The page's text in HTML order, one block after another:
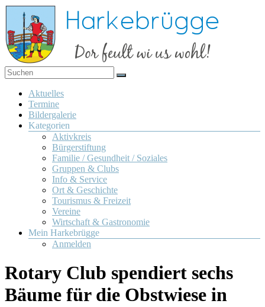
Zum
Inhalt
springen
Harkebrügge
Dor
feult
wi us
wohl!
Menü
Aktuelles
Termine
Bildergalerie
Kategorien
Aktivkreis
Bürgerstiftung
Familie / Gesundheit / Soziales
Gruppen & Clubs
Info & Service
Ort & Geschichte
Tourismus & Freizeit
Vereine
Wirtschaft & Gastronomie
Mein Harkebrügge
Anmelden
Rotary Club spendiert sechs
Bäume für die Obstwiese in